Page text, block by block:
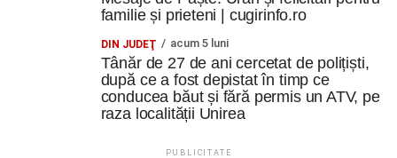
crea o conexiune”.
Finalul unei experiențe care continuă
Ultima zi a fost dedicată Youthpass, evaluării finale,
oportunităților Erasmus+ și diseminării.
„Am discutat despre ceea ce am învățat, despre cum
familie și prieteni | cugirinfo.ro
DIN JUDEŢ acum 5 luni
Tânăr de 27 de ani cercetat de polițiști,
după ce a fost depistat în timp ce
conducea băut și fără permis un ATV, pe
raza localității Unirea
PUBLICITATE